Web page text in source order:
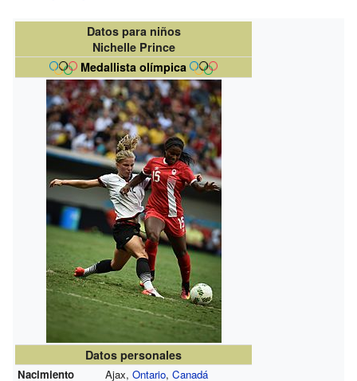
Datos para niños
Nichelle Prince
Medallista olímpica
Datos personales
Nacimiento Ajax, Ontario, Canadá